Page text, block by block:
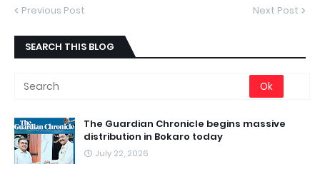
Previous Post Next Post
SEARCH THIS BLOG
The Guardian Chronicle begins massive
distribution in Bokaro today
July 22, 2026